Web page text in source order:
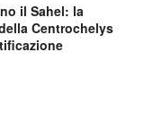
il Sahel: la
Centrochelys